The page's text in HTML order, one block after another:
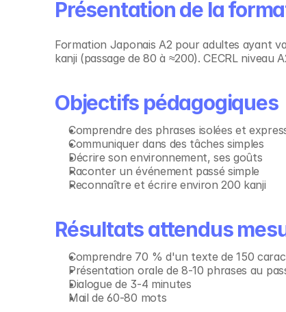
Présentation de la
Formation Japonais A2 pour adultes ayant
kanji (passage de 80 à ≈200). CECRL niveau
Objectifs pédagogiques
Comprendre des phrases isolées et
Communiquer dans des tâches simples
Décrire son environnement, ses goûts
Raconter un événement passé simple
Reconnaître et écrire environ 200 kanji
Résultats attendus
Comprendre 70 % d'un texte de 150
Présentation orale de 8-10 phrases au
Dialogue de 3-4 minutes
Mail de 60-80 mots